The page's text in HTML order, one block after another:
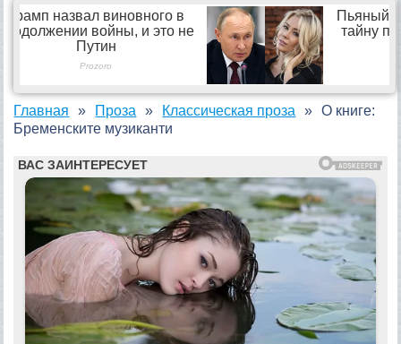
Главная Проза Классическая проза
О книге:
Бременските музиканти